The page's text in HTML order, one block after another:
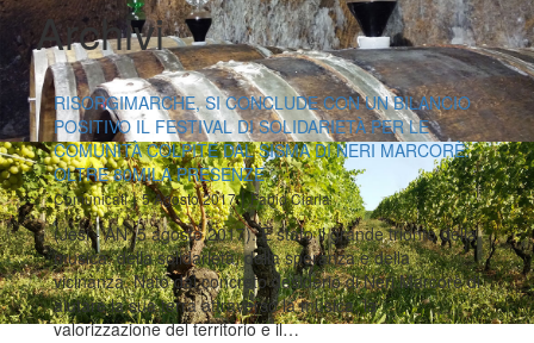
Archivi
RISORGIMARCHE, SI CONCLUDE CON UN BILANCIO
POSITIVO IL FESTIVAL DI SOLIDARIETÀ PER LE
COMUNITÀ COLPITE DAL SISMA DI NERI MARCORÈ:
OLTRE 80MILA PRESENZE
Comunicati|5 Agosto 2017|Fabio Ciarla
(Jesi - AN, 5 agosto 2017). È stato il grande trionfo della
musica, della solidarietà, della speranza e della
vicinanza. Nato dal concreto desiderio di Neri Marcorè di
aiutare la sua terra attraverso la musica, la
valorizzazione del territorio e il…